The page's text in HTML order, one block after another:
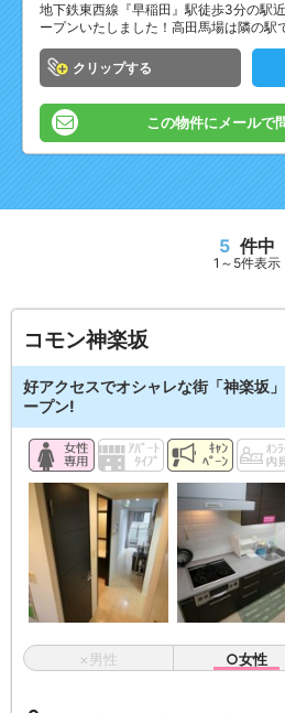
地下鉄東西線『早稲田』駅徒歩3分の駅
ープンいたしました！高田馬場は隣の駅
クリップ
この物件にメールで
5 件中
1～5件表示
コモン神楽坂
好アクセスでオシャレな街「神楽坂
ープン!
×男性 ○女性